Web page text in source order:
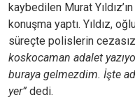
kaybedilen Murat
konuşma yaptı. Yıldız,
süreçte polislerin
koskocaman adalet
buraya gelmezdim. İşte
yer” dedi.